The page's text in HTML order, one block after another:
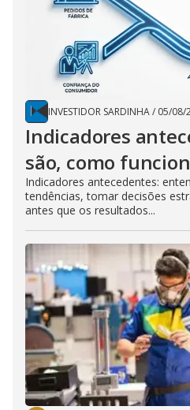
INVESTIDOR SARDINHA/ 05/08/
Indicadores
são, como
Indicadores antecedentes:
tendências, tomar decisões
antes que os resultados...